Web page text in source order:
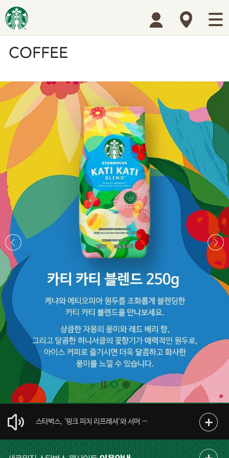
스타벅스, 장애인 구강건강을 위한 치과 치료비 1억 원 전달